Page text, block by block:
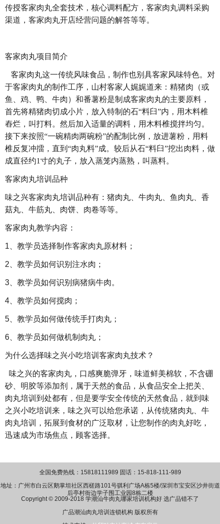
传授客家肉丸全套技术，核心调料配方，客家肉丸调料采购
渠道，客家肉丸开店经营问题的解答等等。
客家肉丸项目简介
客家肉丸这一传统风味食品，制作也别具客家风味特色。对
于客家肉丸的制作工序，山村客家人娓娓道来：精猪肉（或
鱼、鸡、鸭、牛肉）和番薯粉是制成客家肉丸的主要原料，
首先将精猪肉切成小片，放入特制的石“料臼”内，用木料椎
舂烂，叫打料。然后加入适量的调料，用木料椎搅拌均匀。
接下来按照“一碗精肉两碗粉”的配制比例，放进薯粉，用料
椎反复冲擂，直到“肉丸料”成。较后从石“料臼”挖出肉料，做
成直径约1寸的丸子，放入蒸笼内蒸熟，叫蒸料。
客家肉丸培训品种
味之兴客家肉丸培训品种有：猪肉丸、牛肉丸、鱼肉丸、香
菇丸、牛筋丸、肉饼、肉卷等等。
客家肉丸教学内容：
1 、教学员选择制作客家肉丸原材料；
2 、教学员如何识别注水肉；
3 、教学员如何识别病猪病牛肉。
4 、教学员如何搅肉；
5 、教学员如何做传统手打肉丸；
6 、教学员如何做机制肉丸；
为什么选择味之兴小吃培训客家肉丸技术？
味之兴的客家肉丸，口感爽脆弹牙，味道鲜美棉软，不含硼
砂、明胶等添加剂，属于天然的食品，从食品安全上把关、
肉丸培训到处都有，但是要学安全传统的天然食品，就到味
之兴小吃培训来，味之兴可以给您承诺，从传统猪肉丸、牛
肉丸培训，拓展到食材的广泛取材，让您制作的肉丸好吃，
迅速成为市场焦点，顾客选择。
全国免费热线：15818111989 固话：15-818-111-989
地址：广州市白云区鹅掌坦社区西槎路101号骐利广场A栋5楼/深圳市宝安区沙井街道
后亭村衙边学子围工业园8栋二楼
Copyright © 2009-2018 学潮汕牛肉丸哪家培训机构好 选广品错不了
广品潮汕肉丸培训连锁机构 版权所有